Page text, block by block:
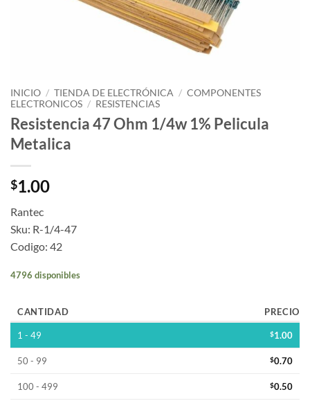
INICIO / TIENDA DE ELECTRÓNICA / COMPONENTES
ELECTRONICOS / RESISTENCIAS
Resistencia 47 Ohm 1/4w 1% Pelicula
Metalica
$1.00
Rantec
Sku: R-1/4-47
Codigo: 42
4796 disponibles
CANTIDAD PRECIO
1 - 49 $1.00
50 - 99 $0.70
100 - 499 $0.50